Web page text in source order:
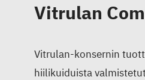
Vitrulan
Vitrulan-konsernin
hiilikuiduista